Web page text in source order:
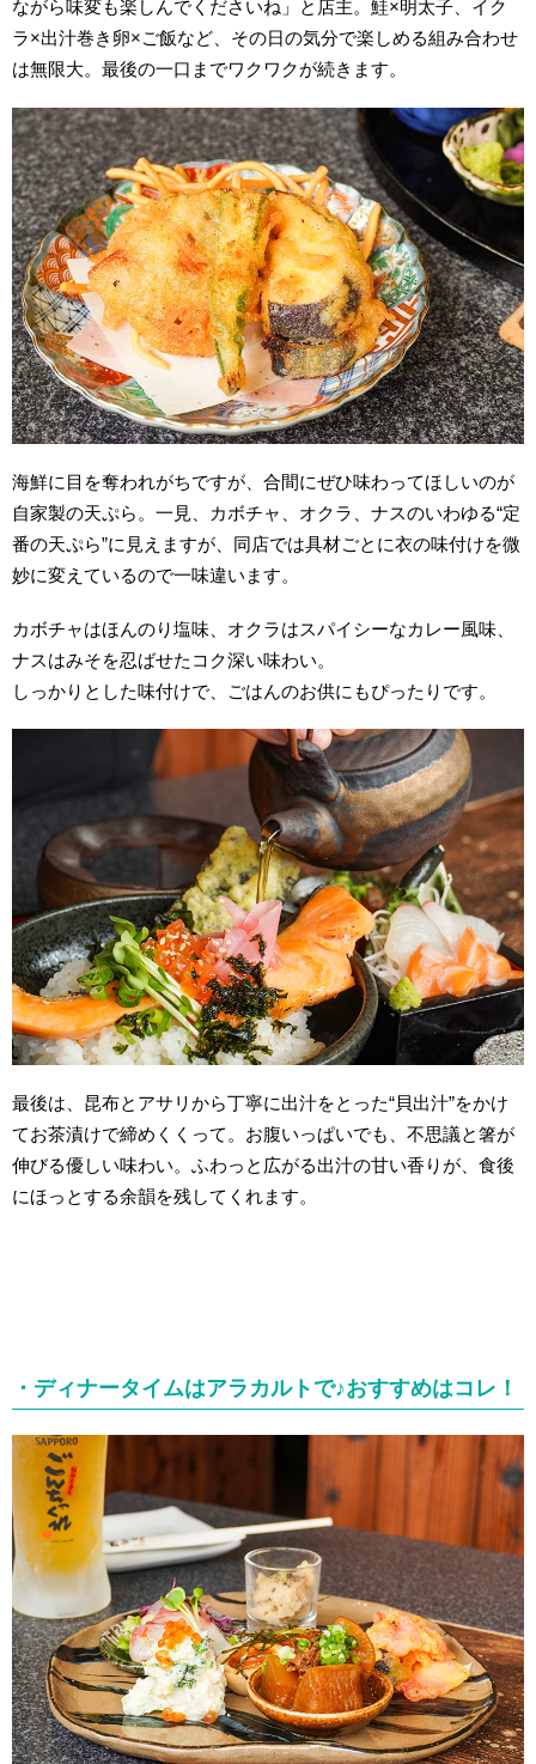
ながら味変も楽しんでくださいね」と店主。鮭×明太子、イク
ラ×出汁巻き卵×ご飯など、その日の気分で楽しめる組み合わせ
は無限大。最後の一口までワクワクが続きます。
海鮮に目を奪われがちですが、合間にぜひ味わってほしいのが
自家製の天ぷら。一見、カボチャ、オクラ、ナスのいわゆる“定
番の天ぷら”に見えますが、同店では具材ごとに衣の味付けを微
妙に変えているので一味違います。
カボチャはほんのり塩味、オクラはスパイシーなカレー風味、
ナスはみそを忍ばせたコク深い味わい。
しっかりとした味付けで、ごはんのお供にもぴったりです。
最後は、昆布とアサリから丁寧に出汁をとった“貝出汁”をかけ
てお茶漬けで締めくくって。お腹いっぱいでも、不思議と箸が
伸びる優しい味わい。ふわっと広がる出汁の甘い香りが、食後
にほっとする余韻を残してくれます。
・ディナータイムはアラカルトで♪おすすめはコレ！